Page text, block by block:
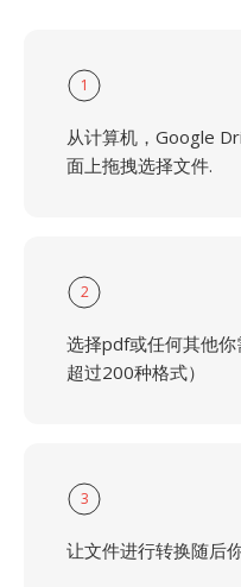
1
从计算机，Google
面上拖拽选择文件.
2
选择pdf或任何其他
超过200种格式）
3
让文件进行转换随后